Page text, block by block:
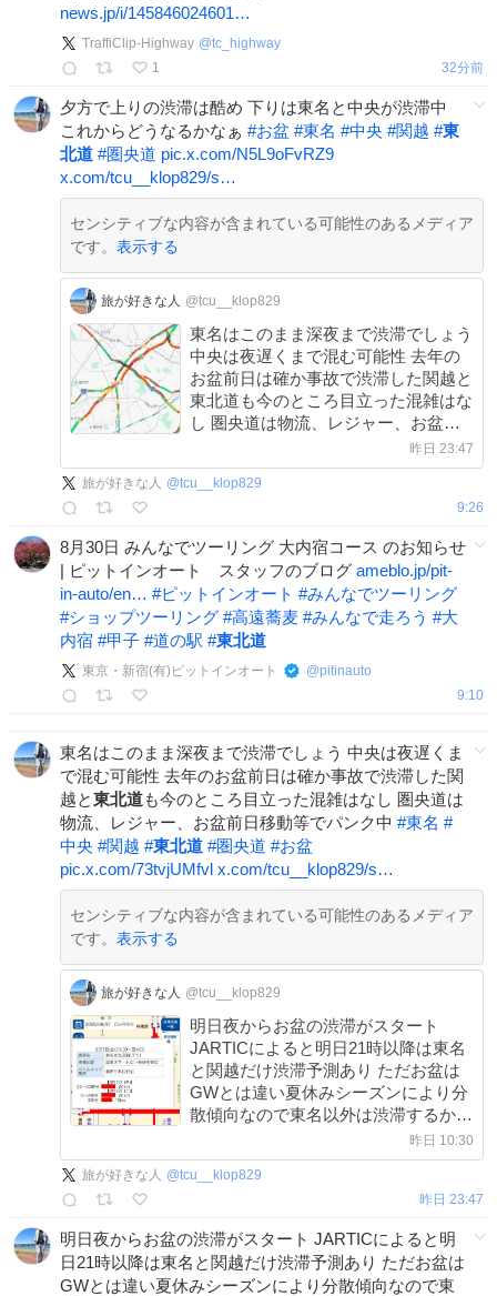
news.jp/i/145846024601…
TraffiClip-Highway @tc_highway
1
32分前
夕方で上りの渋滞は酷め 下りは東名と中央が渋滞中
これからどうなるかなぁ #お盆 #東名 #中央 #関越 #東
北道 #圏央道 pic.x.com/N5L9oFvRZ9
x.com/tcu__klop829/s…
センシティブな内容が含まれている可能性のあるメディア
です。 表示する
旅が好きな人 @tcu__klop829
東名はこのまま深夜まで渋滞でしょう
中央は夜遅くまで混む可能性 去年の
お盆前日は確か事故で渋滞した関越と
東北道も今のところ目立った混雑はな
し 圏央道は物流、レジャー、お盆前
日移動等でパンク中 #東名 #中央 #関
越 #東北道 #圏央道 #お盆
x.com/tcu__klop829/s…
昨日 23:47
旅が好きな人 @tcu__klop829
9:26
8月30日 みんなでツーリング 大内宿コース のお知らせ
| ピットインオート スタッフのブログ ameblo.jp/pit-
in-auto/en… #ピットインオート #みんなでツーリング
#ショップツーリング #高遠蕎麦 #みんなで走ろう #大
内宿 #甲子 #道の駅 #東北道
東京・新宿(有)ピットインオート @pitinauto
9:10
東名はこのまま深夜まで渋滞でしょう 中央は夜遅くま
で混む可能性 去年のお盆前日は確か事故で渋滞した関
越と東北道も今のところ目立った混雑はなし 圏央道は
物流、レジャー、お盆前日移動等でパンク中 #東名 #
中央 #関越 #東北道 #圏央道 #お盆
pic.x.com/73tvjUMfvl x.com/tcu__klop829/s…
センシティブな内容が含まれている可能性のあるメディア
です。 表示する
旅が好きな人 @tcu__klop829
明日夜からお盆の渋滞がスタート
JARTICによると明日21時以降は東名
と関越だけ渋滞予測あり ただお盆は
GWとは違い夏休みシーズンにより分
散傾向なので東名以外は渋滞するか怪
しい 中央、関越、東北道は混む可能
性は低めだが事故ると確実に渋滞する
ので注意 #お盆 #渋滞予測 #東名 #中
昨日 10:30
旅が好きな人 @tcu__klop829
昨日 23:47
明日夜からお盆の渋滞がスタート JARTICによると明
日21時以降は東名と関越だけ渋滞予測あり ただお盆は
GWとは違い夏休みシーズンにより分散傾向なので東